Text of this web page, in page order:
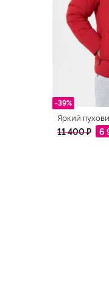
-39%
Яркий
11 400 ₽ 6